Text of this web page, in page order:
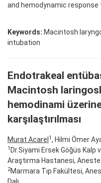
and hemodynamic response
Keywords: Macintosh
intubation
Endotrakeal
Macintosh
hemodinami üzerine
karşılaştırılması
Murat Acarel 1, Hilmi Ömer
1 Dr.Siyami Ersek Göğüs
Araştırma Hastanesi,
2Marmara Tıp Fakültesi,